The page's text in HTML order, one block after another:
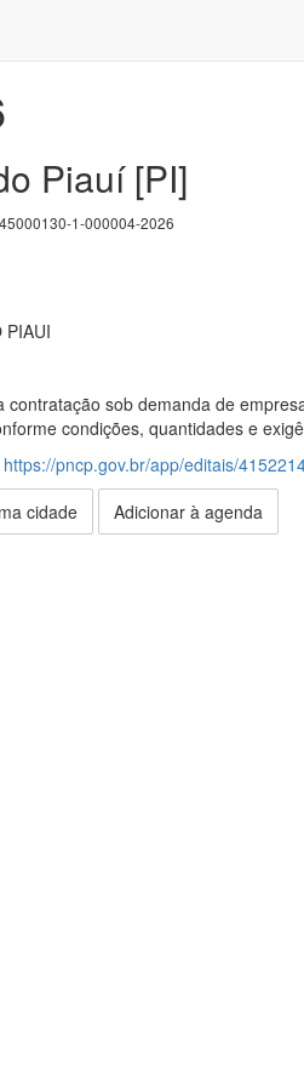
Piauí [PI]
1-000004-2026
PIAUI
contratação sob demanda de
condições, quantidades e
https://pncp.gov.br/app/editais/
cidade Adicionar à agenda